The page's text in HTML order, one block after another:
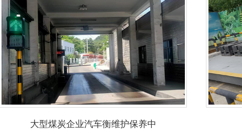
大型煤炭企业汽车衡维护保养中